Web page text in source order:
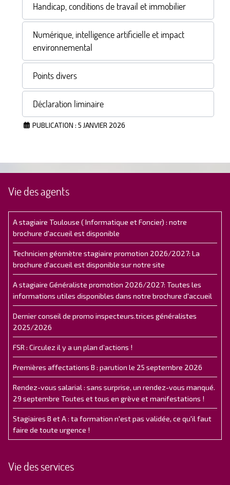
Handicap, conditions de travail et immobilier
Numérique, intelligence artificielle et impact
environnemental
Points divers
Déclaration liminaire
PUBLICATION : 5 JANVIER 2026
Vie des agents
A stagiaire Toulouse ( Informatique et Foncier) : notre
brochure d'accueil est disponible
Technicien géomètre stagiaire promotion 2026/2027: La
brochure d'accueil est disponible sur notre site
A stagiaire Généraliste promotion 2026/2027: Toutes les
informations utiles disponibles dans notre brochure d'accueil
Dernier conseil de promo inspecteurs.trices généralistes
2025/2026
FSR : Circulez il y a un plan d’actions !
Premières affectations B : parution le 25 septembre 2026
Rendez-vous salarial : sans surprise, un rendez-vous manqué.
29 septembre Toutes et tous en grève et manifestations !
Stagiaires B et A : ta formation n'est pas validée, ce qu'il faut
faire de toute urgence !
Vie des services